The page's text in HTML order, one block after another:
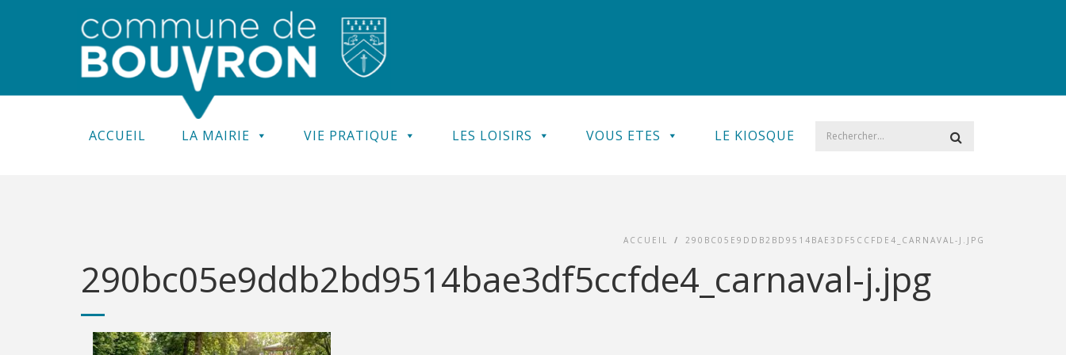
ACCUEIL LA MAIRIE VIE PRATIQUE LES LOISIRS VOUS ETES LE KIOSQUE
ACCUEIL / 290BC05E9DDB2BD9514BAE3DF5CCFDE4_CARNAVAL-J.JPG
290bc05e9ddb2bd9514bae3df5ccfde4_carnaval-j.jpg